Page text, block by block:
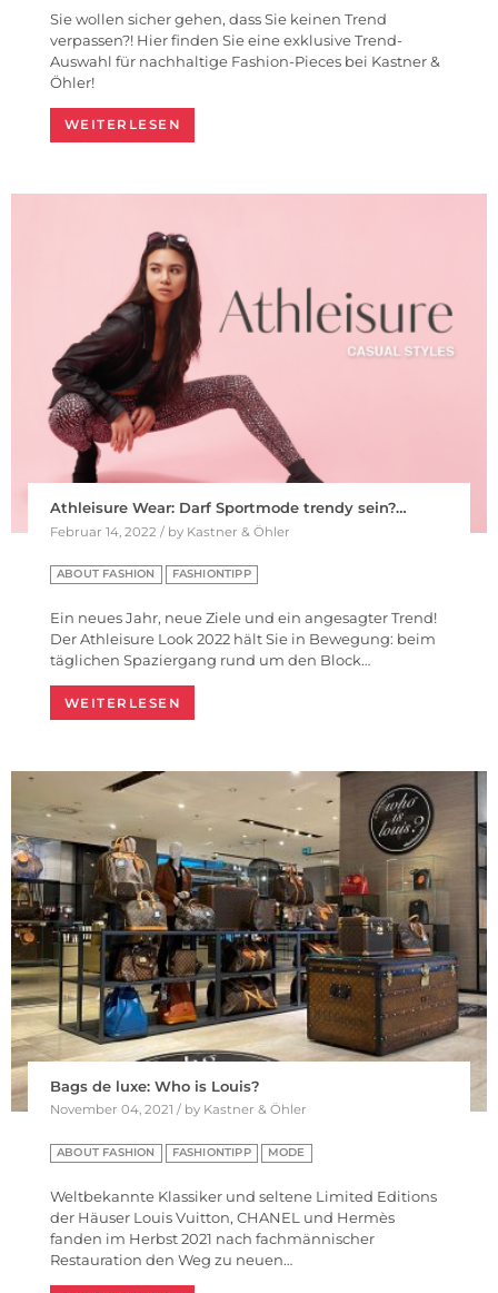
Sie wollen sicher gehen, dass Sie keinen Trend
verpassen?! Hier finden Sie eine exklusive Trend-
Auswahl für nachhaltige Fashion-Pieces bei Kastner &
Öhler!
WEITERLESEN
Athleisure Wear: Darf Sportmode trendy sein?…
Februar 14, 2022 / by Kastner & Öhler
ABOUT FASHION FASHIONTIPP
Ein neues Jahr, neue Ziele und ein angesagter Trend!
Der Athleisure Look 2022 hält Sie in Bewegung: beim
täglichen Spaziergang rund um den Block…
WEITERLESEN
Bags de luxe: Who is Louis?
November 04, 2021 / by Kastner & Öhler
ABOUT FASHION FASHIONTIPP MODE
Weltbekannte Klassiker und seltene Limited Editions
der Häuser Louis Vuitton, CHANEL und Hermès
fanden im Herbst 2021 nach fachmännischer
Restauration den Weg zu neuen…